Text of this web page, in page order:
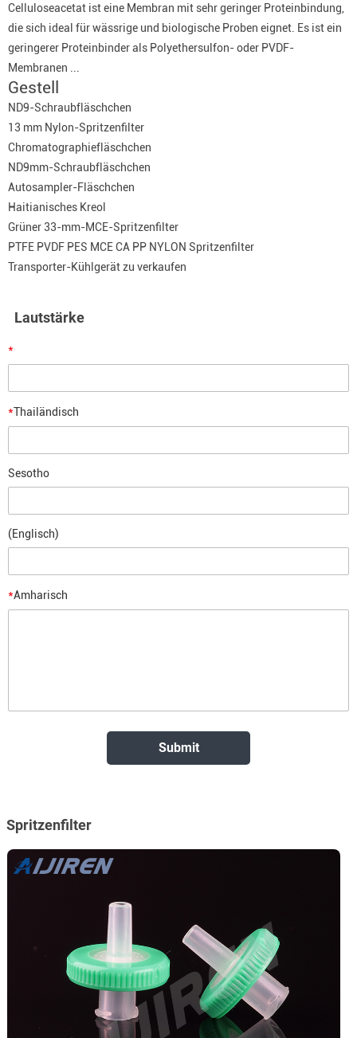
Celluloseacetat ist eine Membran mit sehr geringer Proteinbindung,
die sich ideal für wässrige und biologische Proben eignet. Es ist ein
geringerer Proteinbinder als Polyethersulfon- oder PVDF-
Membranen ...
Gestell
ND9-Schraubfläschchen
13 mm Nylon-Spritzenfilter
Chromatographiefläschchen
ND9mm-Schraubfläschchen
Autosampler-Fläschchen
Haitianisches Kreol
Grüner 33-mm-MCE-Spritzenfilter
PTFE PVDF PES MCE CA PP NYLON Spritzenfilter
Transporter-Kühlgerät zu verkaufen
Lautstärke
*
*Thailändisch
Sesotho
(Englisch)
*Amharisch
Spritzenfilter